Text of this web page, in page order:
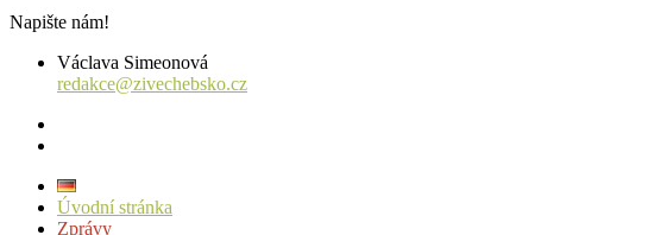
Napište nám!
Václava Simeonová
redakce@zivechebsko.cz
Úvodní stránka
Zprávy